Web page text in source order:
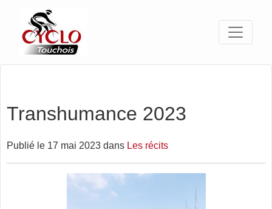
Transhumance 2023
Publié le 17 mai 2023 dans Les récits